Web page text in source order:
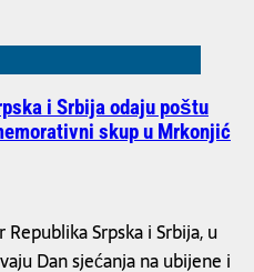
i Srbija odaju poštu
skup u Mrkonjić
Srpska i Srbija, u
Dan sjećanja na ubijene i